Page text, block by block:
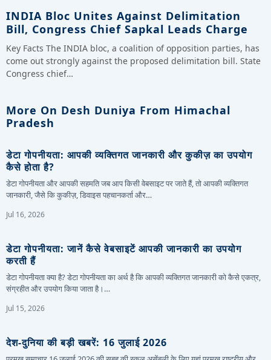
INDIA Bloc Unites Against Delimitation
Bill, Congress Chief Sapkal Leads Charge
Key Facts The INDIA bloc, a coalition of opposition parties, has
come out strongly against the proposed delimitation bill. State
Congress chief…
More On Desh Duniya From Himachal
Pradesh
डेटा गोपनीयता: आपकी व्यक्तिगत जानकारी और कुकीज़ का उपयोग
कैसे होता है?
डेटा गोपनीयता और आपकी सहमति जब आप किसी वेबसाइट पर जाते हैं, तो आपकी व्यक्तिगत
जानकारी, जैसे कि कुकीज़, डिवाइस पहचानकर्ता और…
Jul 16, 2026
डेटा गोपनीयता: जानें कैसे वेबसाइटें आपकी जानकारी का उपयोग
करती हैं
डेटा गोपनीयता क्या है? डेटा गोपनीयता का अर्थ है कि आपकी व्यक्तिगत जानकारी को कैसे एकत्र,
संग्रहीत और उपयोग किया जाता है।…
Jul 15, 2026
देश-दुनिया की बड़ी खबरें: 16 जुलाई 2026